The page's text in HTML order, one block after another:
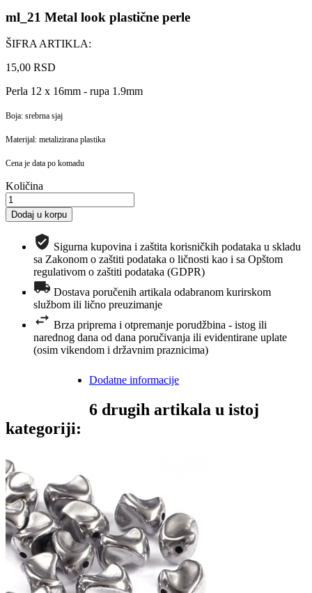
ml_21 Metal look plastične perle
ŠIFRA ARTIKLA:
15,00 RSD
Perla 12 x 16mm - rupa 1.9mm
Boja: srebrna sjaj
Materijal: metalizirana plastika
Cena je data po komadu
Količina
Dodaj u korpu
Sigurna kupovina i zaštita korisničkih podataka u skladu
sa Zakonom o zaštiti podataka o ličnosti kao i sa Opštom
regulativom o zaštiti podataka (GDPR)
Dostava poručenih artikala odabranom kurirskom
službom ili lično preuzimanje
Brza priprema i otpremanje porudžbina - istog ili
narednog dana od dana poručivanja ili evidentirane uplate
(osim vikendom i državnim praznicima)
Dodatne informacije
6 drugih artikala u istoj
kategoriji: